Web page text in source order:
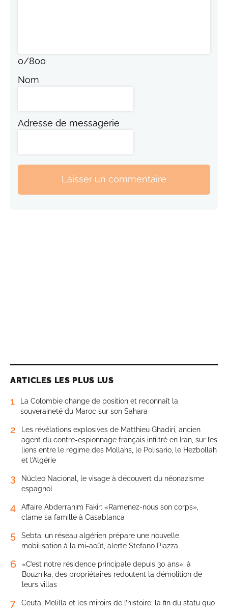
0/800
Nom
Adresse de messagerie
Laisser un commentaire
ARTICLES LES PLUS LUS
1
La Colombie change de position et reconnaît la
souveraineté du Maroc sur son Sahara
2
Les révélations explosives de Matthieu Ghadiri, ancien
agent du contre-espionnage français infiltré en Iran, sur les
liens entre le régime des Mollahs, le Polisario, le Hezbollah
et l’Algérie
3
Núcleo Nacional, le visage à découvert du néonazisme
espagnol
4
Affaire Abderrahim Fakir: «Ramenez-nous son corps»,
clame sa famille à Casablanca
5
Sebta: un réseau algérien prépare une nouvelle
mobilisation à la mi-août, alerte Stefano Piazza
6
«C’est notre résidence principale depuis 30 ans»: à
Bouznika, des propriétaires redoutent la démolition de
leurs villas
7 Ceuta, Melilla et les miroirs de l’histoire: la fin du statu quo